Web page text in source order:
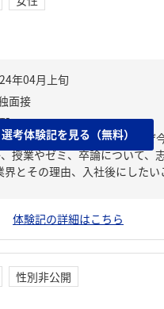
】
代に力を入れたこと）、なぜ
授業やゼミ、卒論について、
とその理由、入社後にしたい
選考体験記を見る（無料）
体験記の詳細はこちら
性別非公開